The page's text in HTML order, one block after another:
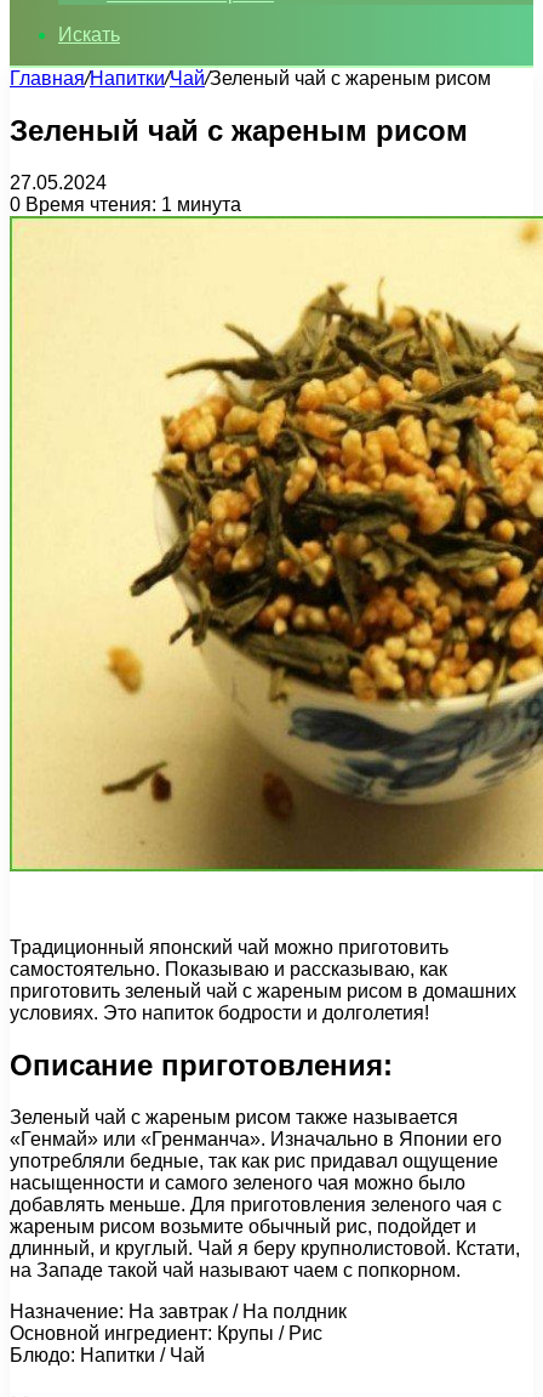
Искать
Главная/Напитки/Чай/Зеленый чай с жареным рисом
Зеленый чай с жареным рисом
27.05.2024
0 Время чтения: 1 минута
Традиционный японский чай можно приготовить
самостоятельно. Показываю и рассказываю, как
приготовить зеленый чай с жареным рисом в домашних
условиях. Это напиток бодрости и долголетия!
Описание приготовления:
Зеленый чай с жареным рисом также называется
«Генмай» или «Гренманча». Изначально в Японии его
употребляли бедные, так как рис придавал ощущение
насыщенности и самого зеленого чая можно было
добавлять меньше. Для приготовления зеленого чая с
жареным рисом возьмите обычный рис, подойдет и
длинный, и круглый. Чай я беру крупнолистовой. Кстати,
на Западе такой чай называют чаем с попкорном.
Назначение: На завтрак / На полдник
Основной ингредиент: Крупы / Рис
Блюдо: Напитки / Чай